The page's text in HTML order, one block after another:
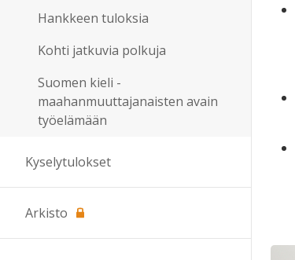
Hankkeen tuloksia
Kohti jatkuvia polkuja
Suomen kieli -
maahanmuuttajanaisten avain
työelämään
Kyselytulokset
Arkisto